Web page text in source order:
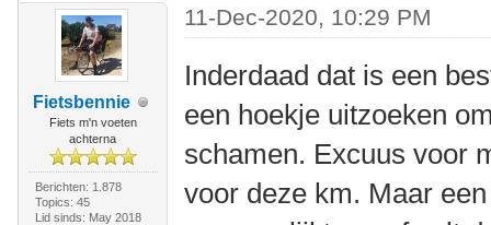
Fietsbennie
Fiets m'n voeten
achterna
Berichten: 1.878
Topics: 45
Lid sinds: May 2018
11-Dec-2020, 10:29 PM
Inderdaad dat is een
een hoekje uitzoeken
schamen. Excuus voor
voor deze km. Maar